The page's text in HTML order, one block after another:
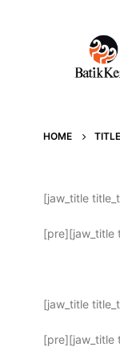
HOME TITLE
[jaw_title
[pre][jaw_title
[jaw_title
[pre][jaw_title